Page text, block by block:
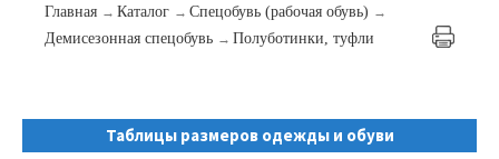
Главная → Каталог → Спецобувь (рабочая обувь) →
Демисезонная спецобувь → Полуботинки, туфли
Таблицы размеров одежды и обуви